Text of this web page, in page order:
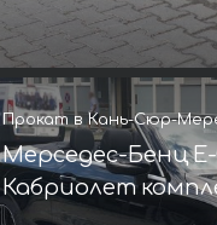
Прокат в Кань-Сюр-
Мерседес-Бенц E-
Кабриолет